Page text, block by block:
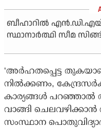
ബീഹാറില്‍
സ്ഥാനാര്‍ത്ഥി സീമ
‘അര്‍ഹതപ്പെട്ട
നില്‍ക്കണം,
കാര്യങ്ങള്‍ പറഞ്ഞാല്‍
വാങ്ങി
സംസ്ഥാന